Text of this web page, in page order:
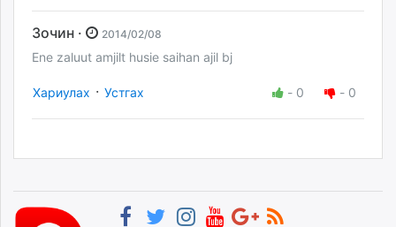
Зочин · 2014/02/08
Ene zaluut amjilt husie saihan ajil bj
Хариулах · Устгах - 0 - 0